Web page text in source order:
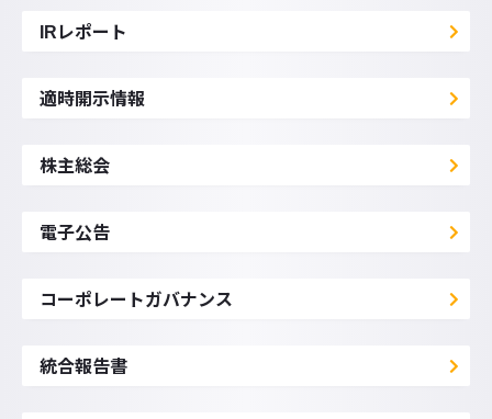
IRレポート
適時開示情報
株主総会
電子公告
コーポレートガバナンス
統合報告書